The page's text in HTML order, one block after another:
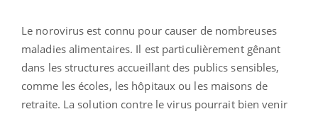
Le norovirus est connu pour causer de nombreuses
maladies alimentaires. Il est particulièrement gênant
dans les structures accueillant des publics sensibles,
comme les écoles, les hôpitaux ou les maisons de
retraite. La solution contre le virus pourrait bien venir